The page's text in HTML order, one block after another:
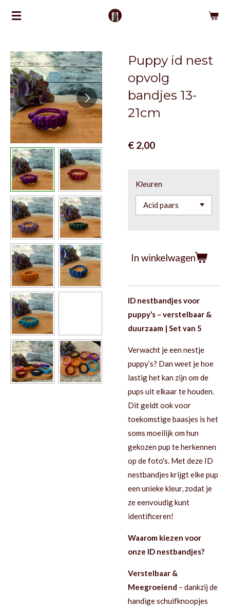
Ga
de
hoofdinhoud
Puppy id nest
opvolg
bandjes 13-
21cm
€ 2,00
Kleuren
In winkelwagen
ID nestbandjes voor
puppy’s – verstelbaar &
duurzaam | Set van 5
Verwacht je een nestje
puppy’s? Dan weet je hoe
lastig het kan zijn om de
pups uit elkaar te houden.
Dit geldt ook voor
toekomstige baasjes is het
soms moeilijk om hun
gekozen pup te herkennen
op de foto's. Met deze ID
nestbandjes krijgt elke pup
een unieke kleur, zodat je
ze eenvoudig kunt
identificeren!
Waarom kiezen voor
onze ID nestbandjes?
Verstelbaar &
Meegroeiend – dankzij de
handige schuifknoopjes